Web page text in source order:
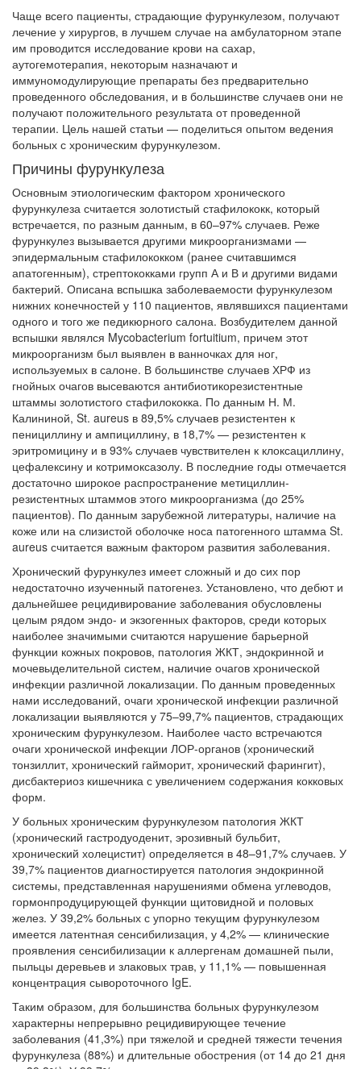
Чаще всего пациенты, страдающие фурункулезом, получают
лечение у хирургов, в лучшем случае на амбулаторном этапе
им проводится исследование крови на сахар,
аутогемотерапия, некоторым назначают и
иммуномодулирующие препараты без предварительно
проведенного обследования, и в большинстве случаев они не
получают положительного результата от проведенной
терапии. Цель нашей статьи — поделиться опытом ведения
больных с хроническим фурункулезом.
Причины фурункулеза
Основным этиологическим фактором хронического
фурункулеза считается золотистый стафилококк, который
встречается, по разным данным, в 60–97% случаев. Реже
фурункулез вызывается другими микроорганизмами —
эпидермальным стафилококком (ранее считавшимся
апатогенным), стрептококками групп А и В и другими видами
бактерий. Описана вспышка заболеваемости фурункулезом
нижних конечностей у 110 пациентов, являвшихся пациентами
одного и того же педикюрного салона. Возбудителем данной
вспышки являлся Mycobacterium fortuitium, причем этот
микроорганизм был выявлен в ванночках для ног,
используемых в салоне. В большинстве случаев ХРФ из
гнойных очагов высеваются антибиотикорезистентные
штаммы золотистого стафилококка. По данным Н. М.
Калининой, St. aureus в 89,5% случаев резистентен к
пенициллину и ампициллину, в 18,7% — резистентен к
эритромицину и в 93% случаев чувствителен к клоксациллину,
цефалексину и котримоксазолу. В последние годы отмечается
достаточно широкое распространение метициллин-
резистентных штаммов этого микроорганизма (до 25%
пациентов). По данным зарубежной литературы, наличие на
коже или на слизистой оболочке носа патогенного штамма St.
aureus считается важным фактором развития заболевания.
Хронический фурункулез имеет сложный и до сих пор
недостаточно изученный патогенез. Установлено, что дебют и
дальнейшее рецидивирование заболевания обусловлены
целым рядом эндо- и экзогенных факторов, среди которых
наиболее значимыми считаются нарушение барьерной
функции кожных покровов, патология ЖКТ, эндокринной и
мочевыделительной систем, наличие очагов хронической
инфекции различной локализации. По данным проведенных
нами исследований, очаги хронической инфекции различной
локализации выявляются у 75–99,7% пациентов, страдающих
хроническим фурункулезом. Наиболее часто встречаются
очаги хронической инфекции ЛОР-органов (хронический
тонзиллит, хронический гайморит, хронический фарингит),
дисбактериоз кишечника с увеличением содержания кокковых
форм.
У больных хроническим фурункулезом патология ЖКТ
(хронический гастродуоденит, эрозивный бульбит,
хронический холецистит) определяется в 48–91,7% случаев. У
39,7% пациентов диагностируется патология эндокринной
системы, представленная нарушениями обмена углеводов,
гормонпродуцирующей функции щитовидной и половых
желез. У 39,2% больных с упорно текущим фурункулезом
имеется латентная сенсибилизация, у 4,2% — клинические
проявления сенсибилизации к аллергенам домашней пыли,
пыльцы деревьев и злаковых трав, у 11,1% — повышенная
концентрация сывороточного IgE.
Таким образом, для большинства больных фурункулезом
характерны непрерывно рецидивирующее течение
заболевания (41,3%) при тяжелой и средней тяжести течения
фурункулеза (88%) и длительные обострения (от 14 до 21 дня